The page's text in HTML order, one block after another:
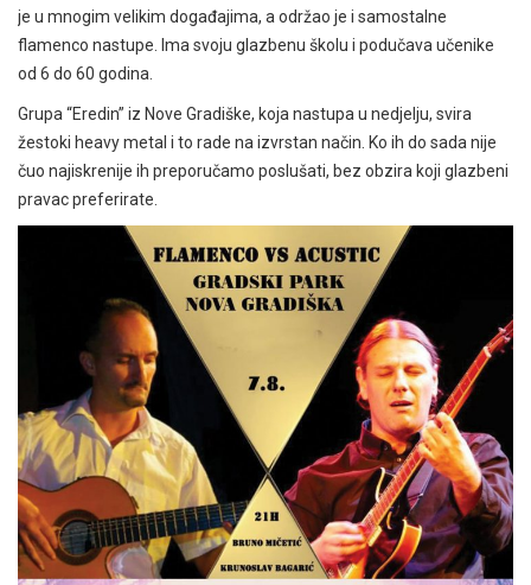
je u mnogim velikim događajima, a održao je i samostalne
flamenco nastupe. Ima svoju glazbenu školu i podučava učenike
od 6 do 60 godina.
Grupa “Eredin” iz Nove Gradiške, koja nastupa u nedjelju, svira
žestoki heavy metal i to rade na izvrstan način. Ko ih do sada nije
čuo najiskrenije ih preporučamo poslušati, bez obzira koji glazbeni
pravac preferirate.